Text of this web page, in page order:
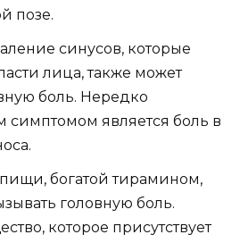
позе.
синусов, которые
лица, также может
боль. Нередко
симптомом является боль в
богатой тирамином,
головную боль.
которое присутствует